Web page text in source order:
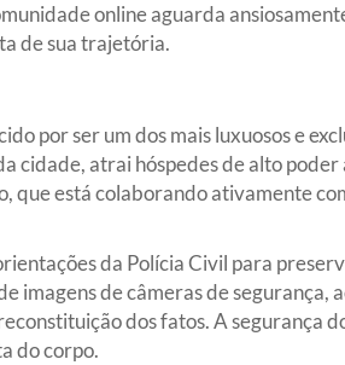
online aguarda
de sua trajetória.
por ser um dos mais luxuosos e
cidade, atrai hóspedes de alto
que está colaborando ativamente
da Polícia Civil para
imagens de câmeras de segurança,
dos fatos. A segurança
do corpo.